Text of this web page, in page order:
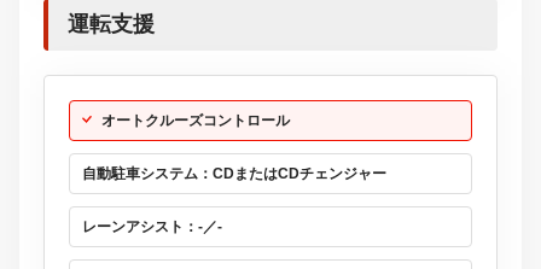
運転支援
オートクルーズコントロール
自動駐車システム：CDまたはCDチェンジャー
レーンアシスト：-／-